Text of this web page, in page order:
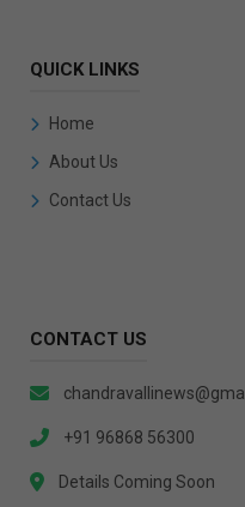
QUICK LINKS
Home
About Us
Contact Us
CONTACT US
+91 96868 56300
Details Coming Soon